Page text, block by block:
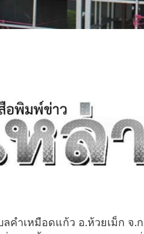
ลคำเหมือดแก้ว อ.ห้วยเม็ก